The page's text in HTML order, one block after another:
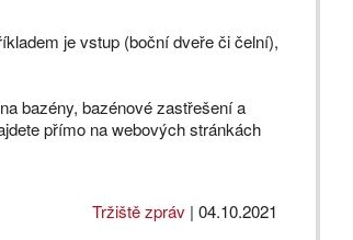
je vstup (boční dveře či čelní),
bazény, bazénové zastřešení a
přímo na webových stránkách
Tržiště zpráv | 04.10.2021